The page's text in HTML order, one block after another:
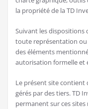
la propriété de la TD
Suivant les dispositions
toute représentation ou
des éléments
autorisation formelle et
Le présent site contient
gérés par des tiers. TD
permanent sur ces